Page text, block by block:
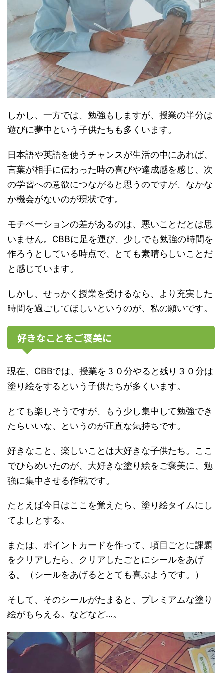
しかし、一方では、勉強もしますが、授業の半分は
遊びに夢中という子供たちも多くいます。
日本語や英語を使うチャンスが生活の中にあれば、
言葉が相手に伝わった時の喜びや達成感を感じ、次
の学習への意欲につながると思うのですが、なかな
か機会がないのが現状です。
モチベーションの差があるのは、悪いことだとは思
いません。CBBに足を運び、少しでも勉強の時間を
作ろうとしている時点で、とても素晴らしいことだ
と感じています。
しかし、せっかく授業を受けるなら、より充実した
時間を過ごしてほしいというのが、私の願いです。
好きなことをご褒美に
現在、CBBでは、授業を３０分やると残り３０分は
塗り絵をするという子供たちが多くいます。
とても楽しそうですが、もう少し集中して勉強でき
たらいいな、というのが正直な気持ちです。
好きなこと、楽しいことは大好きな子供たち。ここ
でひらめいたのが、大好きな塗り絵をご褒美に、勉
強に集中させる作戦です。
たとえば今日はここを覚えたら、塗り絵タイムにし
てよしとする。
または、ポイントカードを作って、項目ごとに課題
をクリアしたら、クリアしたごとにシールをあげ
る。（シールをあげるととても喜ぶようです。）
そして、そのシールがたまると、プレミアムな塗り
絵がもらえる。などなど…。